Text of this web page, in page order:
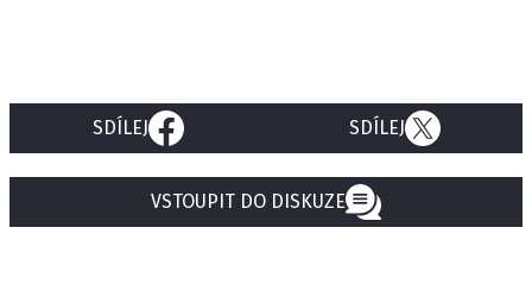
SDÍLEJ SDÍLEJ
VSTOUPIT DO DISKUZE